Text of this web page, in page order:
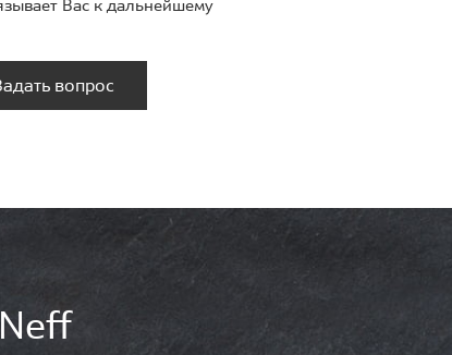
Вас к дальнейшему
вопрос